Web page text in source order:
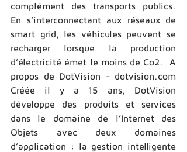
complément des transports publics.
En s’interconnectant aux réseaux de
smart grid, les véhicules peuvent se
recharger lorsque la production
d’électricité émet le moins de Co2.  A
propos de DotVision -­ dotvision.com
Créée il y a 15 ans, DotVision
développe des produits et services
dans le domaine de l’Internet des
Objets avec deux domaines
d’application : la gestion intelligente